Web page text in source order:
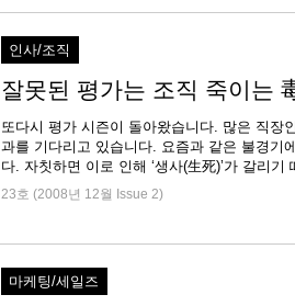
인사/조직
잘못된 평가는 조직 죽이는
또다시 평가 시즌이 돌아왔습니다. 많은 직장
과를 기다리고 있습니다. 요즘과 같은 불경기
다. 자칫하면 이로 인해 ‘생사(生死)’가 갈리
23호 (2008년 12월 Issue 2)
마케팅/세일즈